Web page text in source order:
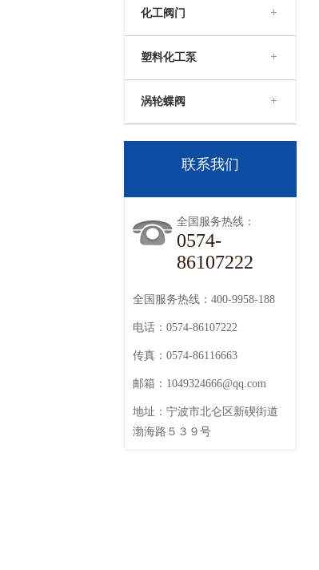
化工阀门
塑料化工泵
涡轮蝶阀
联系我们
全国服务热线：
0574-
86107222
全国服务热线：400-9958-188
电话：0574-86107222
传真：0574-86116663
邮箱：1049324666@qq.com
地址：宁波市北仑区新碶街道
渤海路５３９号